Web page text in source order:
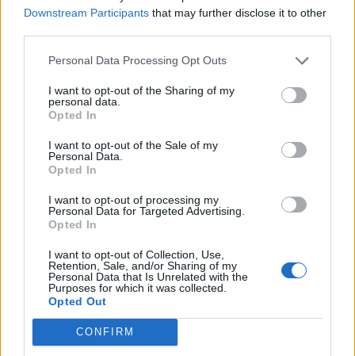
Downstream Participants that may further disclose it to other
Personal Data Processing Opt Outs
I want to opt-out of the Sharing of my
personal data.
Opted In
I want to opt-out of the Sale of my
Personal Data.
Opted In
I want to opt-out of processing my
Personal Data for Targeted Advertising.
Opted In
I want to opt-out of Collection, Use,
Retention, Sale, and/or Sharing of my
Personal Data that Is Unrelated with the
Purposes for which it was collected.
Opted Out
CONFIRM